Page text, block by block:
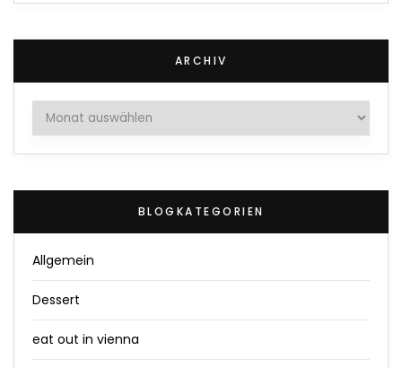
ARCHIV
Archiv
BLOGKATEGORIEN
Allgemein
Dessert
eat out in vienna